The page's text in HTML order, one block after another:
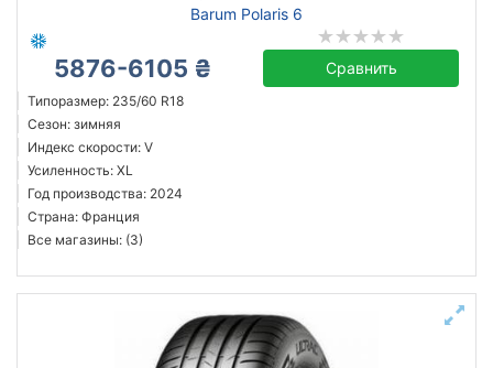
Barum Polaris 6
5876-6105 ₴ Сравнить
Типоразмер: 235/60 R18
Сезон: зимняя
Индекс скорости: V
Усиленность: XL
Год производства: 2024
Страна: Франция
Все магазины: (3)